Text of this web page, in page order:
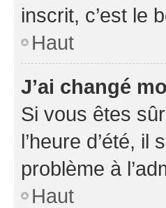
inscrit, c’est le
Haut
J’ai changé
Si vous êtes
l’heure d’été,
problème à
Haut